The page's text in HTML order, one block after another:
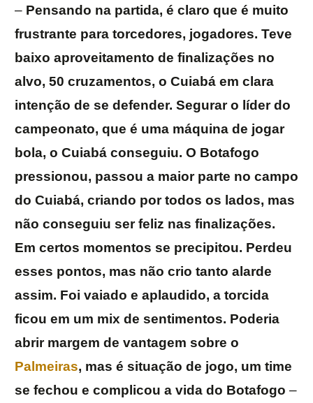
– Pensando na partida, é claro que é muito
frustrante para torcedores, jogadores. Teve
baixo aproveitamento de finalizações no
alvo, 50 cruzamentos, o Cuiabá em clara
intenção de se defender. Segurar o líder do
campeonato, que é uma máquina de jogar
bola, o Cuiabá conseguiu. O Botafogo
pressionou, passou a maior parte no campo
do Cuiabá, criando por todos os lados, mas
não conseguiu ser feliz nas finalizações.
Em certos momentos se precipitou. Perdeu
esses pontos, mas não crio tanto alarde
assim. Foi vaiado e aplaudido, a torcida
ficou em um mix de sentimentos. Poderia
abrir margem de vantagem sobre o
Palmeiras, mas é situação de jogo, um time
se fechou e complicou a vida do Botafogo –